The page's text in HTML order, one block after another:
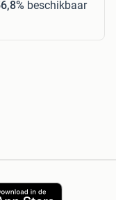
beschikbaar